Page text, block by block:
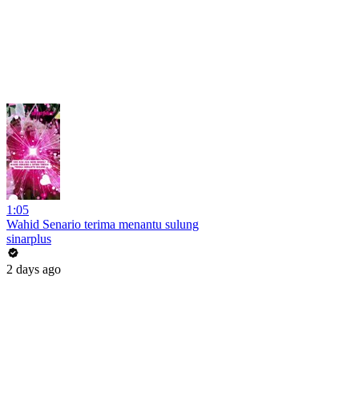
1:05
Wahid Senario terima menantu sulung
sinarplus
2 days ago